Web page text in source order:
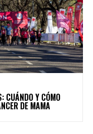
CUÁNDO Y CÓMO
DE MAMA